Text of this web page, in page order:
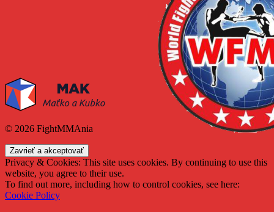
© 2026 FightMMAnia
Privacy & Cookies: This site uses cookies. By continuing to use this
website, you agree to their use.
To find out more, including how to control cookies, see here:
Cookie Policy